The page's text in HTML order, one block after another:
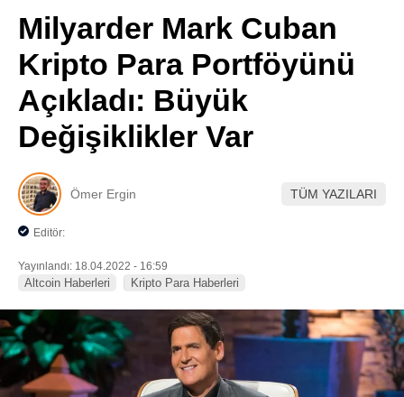
Youtube
TikTok
Milyarder Mark Cuban
Kripto Para Portföyünü
Açıkladı: Büyük
Değişiklikler Var
Ömer Ergin TÜM YAZILARI
Editör:
Yayınlandı: 18.04.2022 - 16:59
Altcoin Haberleri Kripto Para Haberleri